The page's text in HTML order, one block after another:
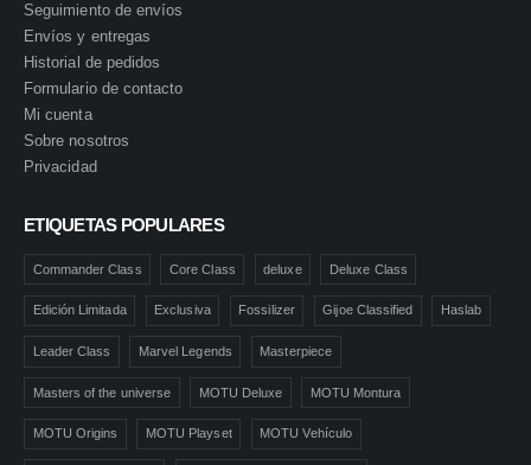
Seguimiento de envíos
Envíos y entregas
Historial de pedidos
Formulario de contacto
Mi cuenta
Sobre nosotros
Privacidad
ETIQUETAS POPULARES
Commander Class Core Class deluxe Deluxe Class
Edición Limitada Exclusiva Fossilizer Gijoe Classified Haslab
Leader Class Marvel Legends Masterpiece
Masters of the universe MOTU Deluxe MOTU Montura
MOTU Origins MOTU Playset MOTU Vehículo